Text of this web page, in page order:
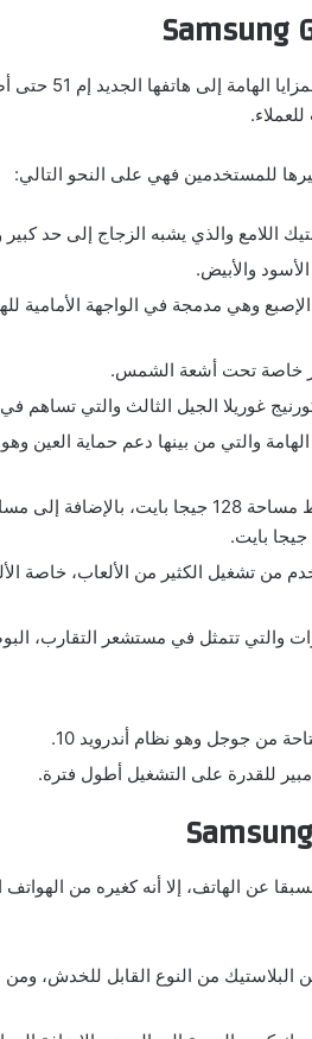
Samsung
تمكنت شركة
للمستخدمين فهي على النحو التالي:
اللامع والذي يشبه الزجاج إلى حد
والأبيض.
وهي مدمجة في الواجهة الأمامية
خاصة تحت أشعة الشمس.
غوريلا الجيل الثالث والتي
والتي من بينها دعم حماية العين
من تشغيل الكثير من الألعاب، خاصة
والتي تتمثل في مستشعر التقارب،
من جوجل وهو نظام أندرويد 10.
عن الهاتف، إلا أنه كغيره من
البلاستيك من النوع القابل للخدش،